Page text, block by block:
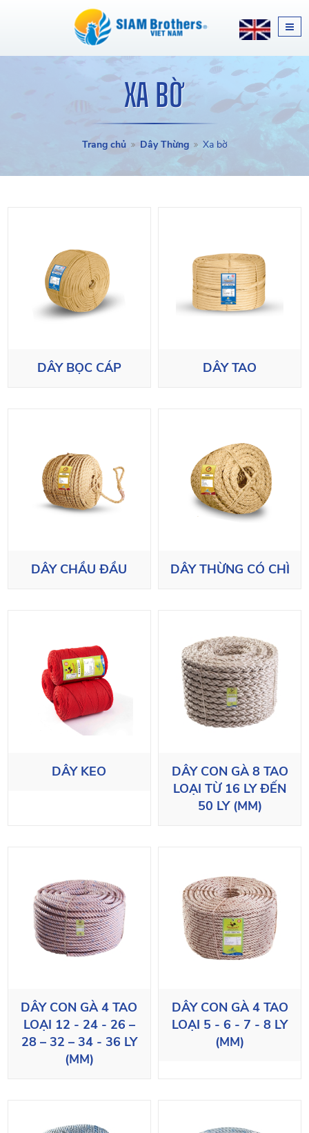
XA BỜ
Trang chủ Dây Thừng Xa bờ
DÂY BỌC CÁP DÂY TAO
DÂY CHẦU ĐẦU DÂY THỪNG CÓ CHÌ
DÂY KEO
DÂY CON GÀ 8 TAO
LOẠI TỪ 16 LY ĐẾN
50 LY (MM)
DÂY CON GÀ 4 TAO
LOẠI 12 - 24 - 26 –
28 – 32 – 34 - 36 LY
(MM)
DÂY CON GÀ 4 TAO
LOẠI 5 - 6 - 7 - 8 LY
(MM)